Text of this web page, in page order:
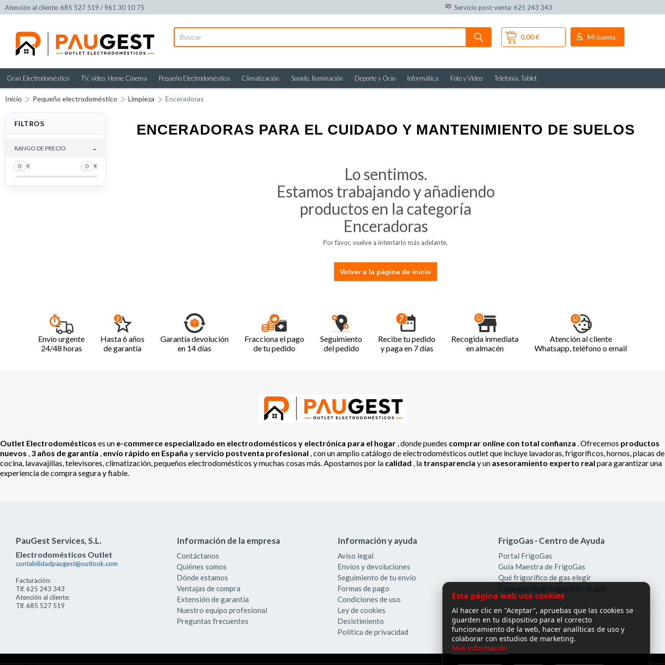
Atención al cliente: 685 527 519 / 961 30 10 75 Servicio post-venta: 625 243 343
0,00 € Mi cuenta
Gran Electrodoméstico TV, vídeo, Home Cinema Pequeño Electrodoméstico Climatización Sonido, Iluminación Deporte y Ocio Informática Foto y Vídeo Telefonía, Tablet
Inicio Pequeño electrodoméstico Limpieza Enceradoras
FILTROS
RANGO DE PRECIO -
0 € 0 €
ENCERADORAS PARA EL CUIDADO Y MANTENIMIENTO DE SUELOS
Lo sentimos.
Estamos trabajando y añadiendo
productos en la categoría
Enceradoras
Por favor, vuelve a intentarlo más adelante.
Volver a la página de inicio
Envío urgente
24/48 horas
Hasta 6 años
de garantía
Garantía devolución
en 14 días
Fracciona el pago
de tu pedido
Seguimiento
del pedido
Recibe tu pedido
y paga en 7 días
Recogida inmediata
en almacén
Atención al cliente
Whatsapp, teléfono o email
Outlet Electrodomésticos es un e-commerce especializado en electrodomésticos y electrónica para el hogar , donde puedes comprar online con total confianza . Ofrecemos productos
nuevos , 3 años de garantía , envío rápido en España y servicio postventa profesional , con un amplio catálogo de electrodomésticos outlet que incluye lavadoras, frigoríficos, hornos, placas de
cocina, lavavajillas, televisores, climatización, pequeños electrodomésticos y muchas cosas más. Apostamos por la calidad , la transparencia y un asesoramiento experto real para garantizar una
experiencia de compra segura y fiable.
PauGest Services, S.L.
Electrodomésticos Outlet
contabilidadpaugest@outlook.com
Facturación:
Tlf. 625 243 343
Atención al cliente:
Tlf. 685 527 519
Información de la empresa
Contáctanos
Quiénes somos
Dónde estamos
Ventajas de compra
Extensión de garantía
Nuestro equipo profesional
Preguntas frecuentes
Información y ayuda
Aviso legal
Envíos y devoluciones
Seguimiento de tu envío
Formas de pago
Condiciones de uso
Ley de cookies
Desistimiento
Política de privacidad
FrigoGas · Centro de Ayuda
Portal FrigoGas
Guía Maestra de FrigoGas
Qué frigorífico de gas elegir
Consumo de un frigorífico de gas
Esta página web usa cookies
Al hacer clic en "Aceptar", apruebas que las cookies se
guarden en tu dispositivo para el correcto
funcionamiento de la web, hacer analíticas de uso y
colaborar con estudios de marketing.
Más información